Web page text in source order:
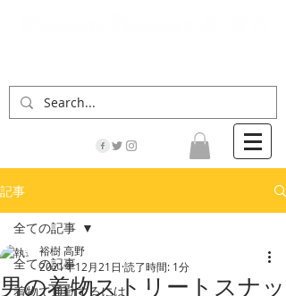
記事
全ての記事
着物で通勤するには
全ての記事
裕樹 高野
2021年12月21日 読了時間: 1分